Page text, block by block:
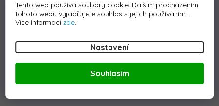
Tento web používá soubory cookie. Dalším procházením
tohoto webu vyjadřujete souhlas s jejich používáním..
Více informacízde.
Nastavení
Souhlasím
Kód:S-HL5288-BLACK